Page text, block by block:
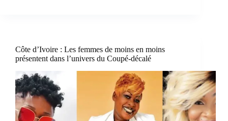
Côte d’Ivoire : Les femmes de moins en moins
présentent dans l’univers du Coupé-décalé